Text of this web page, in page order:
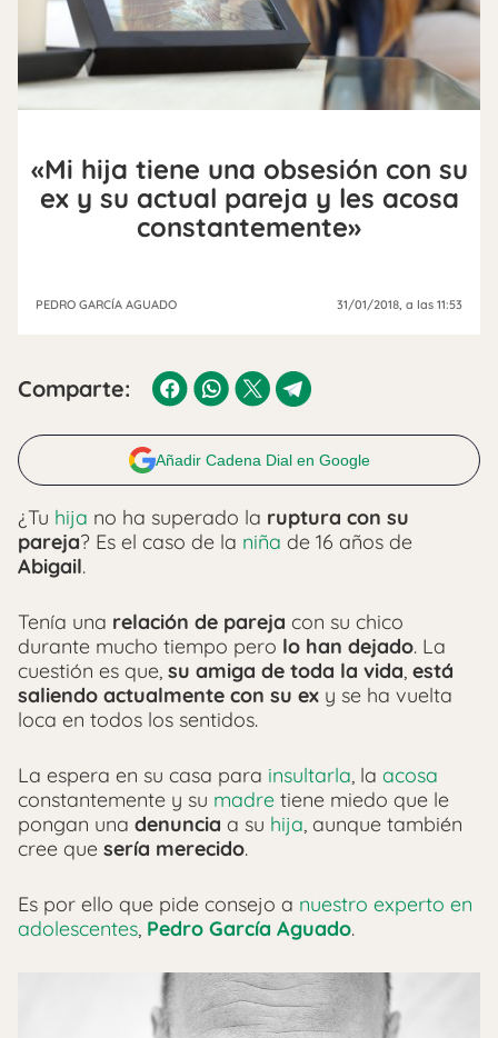
«Mi hija tiene una obsesión con su
ex y su actual pareja y les acosa
constantemente»
PEDRO GARCÍA AGUADO 31/01/2018 , a las 11:53
Comparte:
Añadir Cadena Dial en Google
¿Tu hija no ha superado la ruptura con su
pareja? Es el caso de la niña de 16 años de
Abigail.
Tenía una relación de pareja con su chico
durante mucho tiempo pero lo han dejado. La
cuestión es que, su amiga de toda la vida, está
saliendo actualmente con su ex y se ha vuelta
loca en todos los sentidos.
La espera en su casa para insultarla, la acosa
constantemente y su madre tiene miedo que le
pongan una denuncia a su hija, aunque también
cree que sería merecido.
Es por ello que pide consejo a nuestro experto en
adolescentes, Pedro García Aguado.